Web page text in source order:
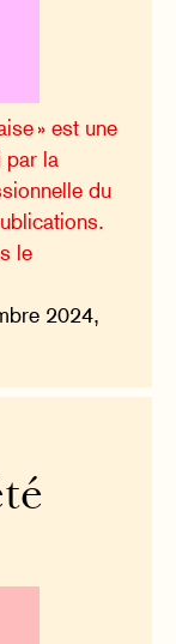
» est une
par la
du
le
2024,